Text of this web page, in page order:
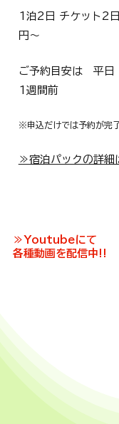
​1泊2日 チケット2
円～
ご予約目安は 平日
1週間前
※申込だけでは予約が完
≫宿泊パックの詳細
≫Youtubeにて
各種動画を配信中!!